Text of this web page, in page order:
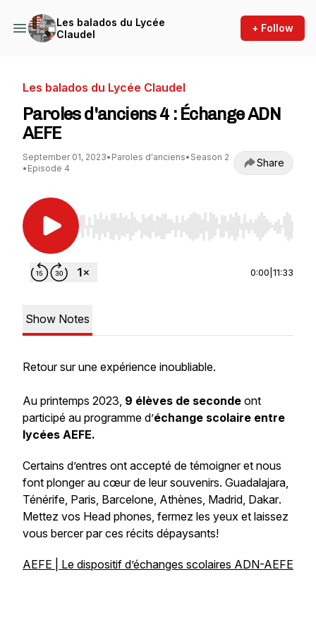
Les balados du Lycée
Claudel
+ Follow
Les balados du Lycée Claudel
Paroles d'anciens 4 : Échange ADN
AEFE
September 01, 2023• Paroles d'anciens• Season 2
• Episode 4 Share
Use Left/Right to seek, Home/End to jump to
0:00 11:33
Show Notes
Retour sur une expérience inoubliable.
Au printemps 2023, 9 élèves de seconde ont
participé au programme d’échange scolaire entre
lycées AEFE.
Certains d’entres ont accepté de témoigner et nous
font plonger au cœur de leur souvenirs. Guadalajara,
Ténérife, Paris, Barcelone, Athènes, Madrid, Dakar.
Mettez vos Head phones, fermez les yeux et laissez
vous bercer par ces récits dépaysants!
AEFE | Le dispositif d’échanges scolaires ADN-AEFE